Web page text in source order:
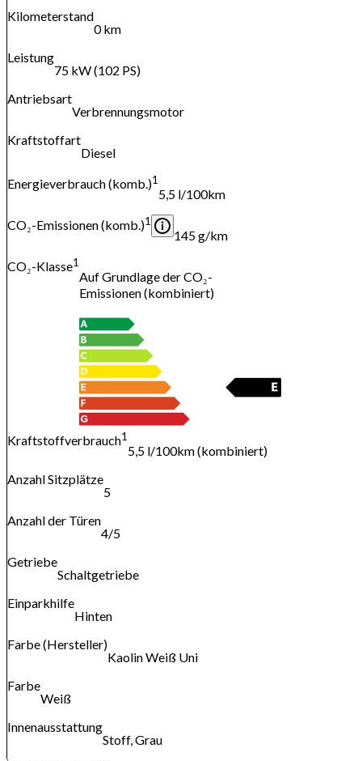
Kilometerstand
0 km
Leistung
75 kW (102 PS)
Antriebsart
Verbrennungsmotor
Kraftstoffart
Diesel
Energieverbrauch (komb.)1
5,5 l/100km
CO₂-Emissionen (komb.)1
145 g/km
CO₂-Klasse1
Auf Grundlage der CO₂-
Emissionen (kombiniert)
Kraftstoffverbrauch1
5,5 l/100km (kombiniert)
Anzahl Sitzplätze
5
Anzahl der Türen
4/5
Getriebe
Schaltgetriebe
Einparkhilfe
Hinten
Farbe (Hersteller)
Kaolin Weiß Uni
Farbe
Weiß
Innenausstattung
Stoff, Grau